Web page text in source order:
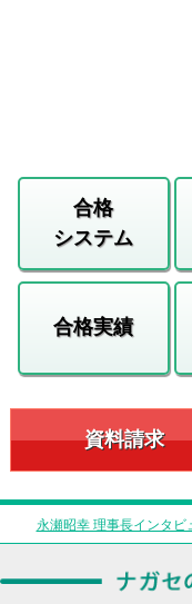
合格
システム
合格実績
資料請求
永瀬昭幸 理事長インタビ